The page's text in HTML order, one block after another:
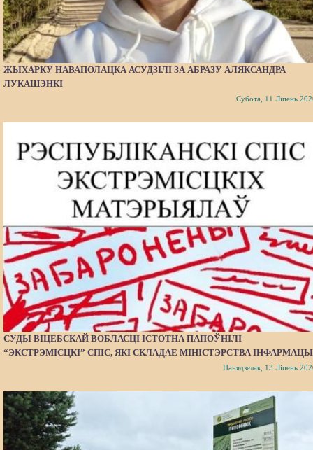
ЖЫХАРКУ НАВАПОЛАЦКА АСУДЗІЛІ ЗА АБРАЗУ АЛЯКСАНДРА
ЛУКАШЭНКІ
Субота, 11 Ліпень
СУДЫ ВІЦЕБСКАЙ ВОБЛАСЦІ ІСТОТНА ПАПОЎНІЛІ
“ЭКСТРЭМІСЦКІ” СПІС, ЯКІ СКЛАДАЕ МІНІСТЭРСТВА
Панядзелак, 13 Ліпень